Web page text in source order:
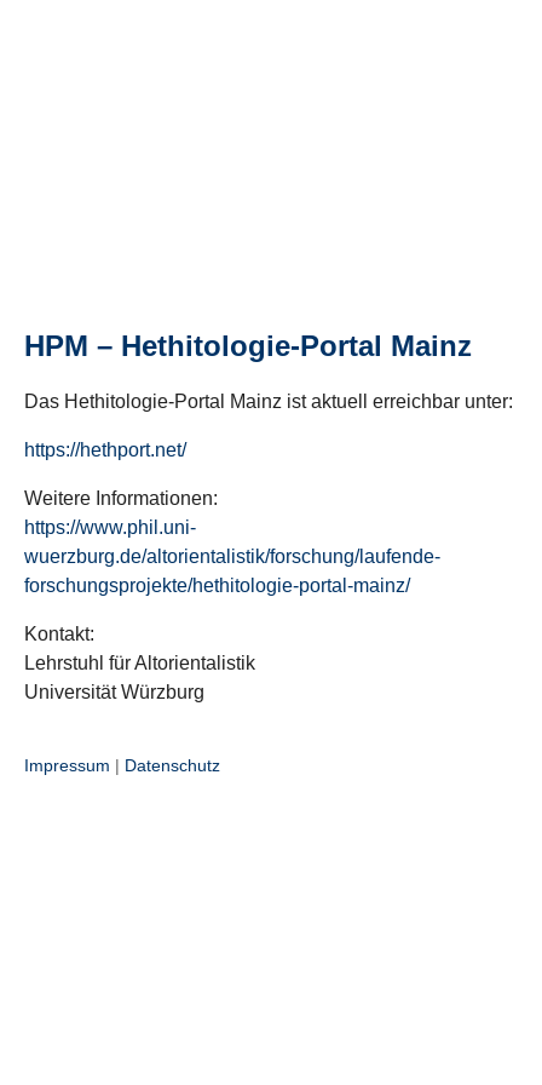
HPM – Hethitologie-Portal Mainz
Das Hethitologie-Portal Mainz ist aktuell erreichbar unter:
https://hethport.net/
Weitere Informationen:
https://www.phil.uni-
wuerzburg.de/altorientalistik/forschung/laufende-
forschungsprojekte/hethitologie-portal-mainz/
Kontakt:
Lehrstuhl für Altorientalistik
Universität Würzburg
Impressum | Datenschutz